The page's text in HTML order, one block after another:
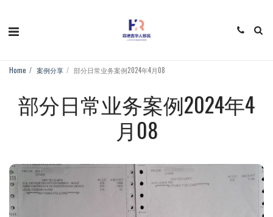
Home 案例分享 部分日常业务案例2024年4月08
部分日常业务案例2024年4
月08